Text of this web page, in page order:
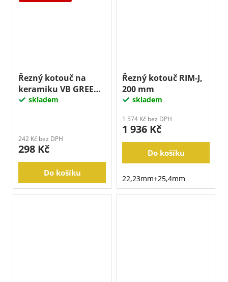
Řezný kotouč na
keramiku VB GREEN,
125 mm
skladem
242 Kč bez DPH
298 Kč
Do košíku
Řezný kotouč RIM-J,
200 mm
skladem
1 574 Kč bez DPH
1 936 Kč
Do košíku
22,23mm+25,4mm